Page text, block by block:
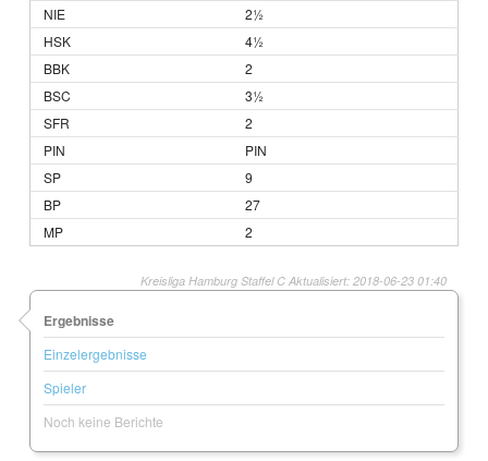
2½
4½
2
3½
2
PIN
9
27
2
Kreisliga Hamburg Staffel C Aktualisiert: 2018-06-23 01:40
Ergebnisse
Einzelergebnisse
Spieler
Noch keine Berichte